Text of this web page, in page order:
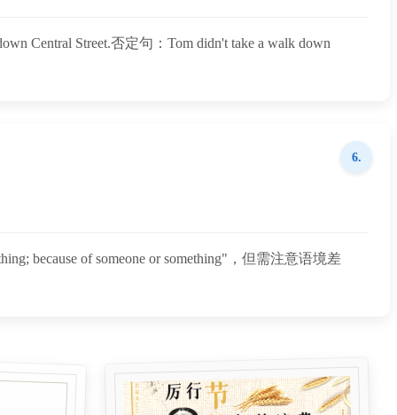
Central Street.否定句：Tom didn't take a walk down
6.
because of someone or something"，但需注意语境差